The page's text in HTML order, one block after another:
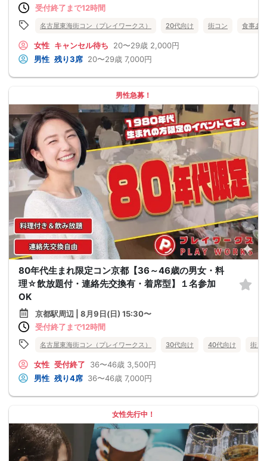
受付終了まで12時間
名古屋東海街コン（プレイワークス） 20代向け 街コン 食事あ
女性 キャンセル待ち 20〜29歳 2,000円
男性 残り3席 20〜29歳 7,000円
男性急募！
80年代生まれ限定コン京都【36～46歳の男女・料
理☆飲放題付・連絡先交換有・着席型】１名参加
OK
京都駅周辺 | 8月9日(日) 15:30〜
受付終了まで12時間
名古屋東海街コン（プレイワークス） 30代向け 40代向け 街コ
女性 受付終了 36〜46歳 3,500円
男性 残り4席 36〜46歳 7,000円
女性先行中！